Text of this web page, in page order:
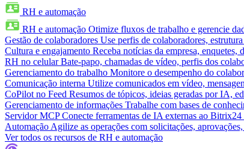
RH e automação
RH e automação Otimize fluxos de trabalho e gerencie
Gestão de colaboradores Use perfis de colaboradores,
Cultura e engajamento Receba notícias da empresa,
RH no celular Bate-papo, chamadas de vídeo, perfis dos
Gerenciamento do trabalho Monitore o desempenho do
Comunicação interna Utilize comunicados em vídeo,
CoPilot no Feed Resumos de tópicos, ideias geradas por IA,
Gerenciamento de informações Trabalhe com bases de
Servidor MCP Conecte ferramentas de IA externas ao Bitrix24
Automação Agilize as operações com solicitações,
Ver todos os recursos de RH e automação